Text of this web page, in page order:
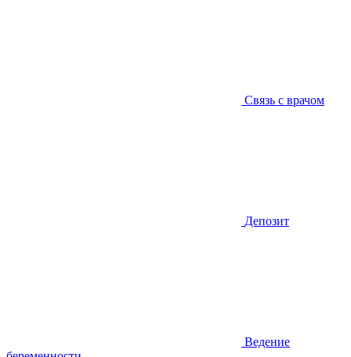
Связь с врачом
Депозит
Ведение